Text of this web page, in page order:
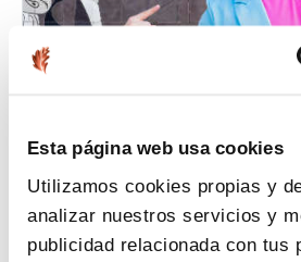
Esta página web usa cookies
Utilizamos cookies propias y
analizar nuestros servicios y
publicidad relacionada con tus